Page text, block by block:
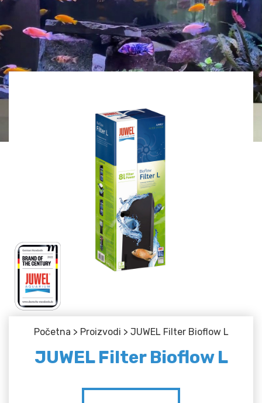
Početna > Proizvodi > JUWEL Filter Bioflow L
JUWEL Filter Bioflow L